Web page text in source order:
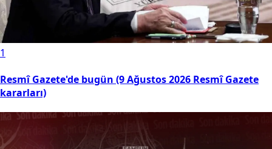
1
Resmî Gazete'de bugün (9 Ağustos 2026 Resmî Gazete
kararları)